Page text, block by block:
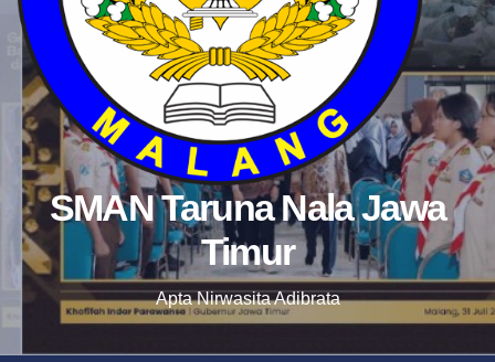
SMAN Taruna Nala Jawa
Timur
Apta Nirwasita Adibrata